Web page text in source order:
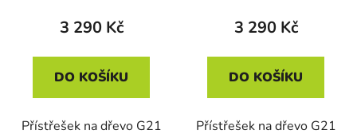
3 290 Kč
DO KOŠÍKU
Přístřešek na dřevo G21
3 290 Kč
DO KOŠÍKU
Přístřešek na dřevo G21